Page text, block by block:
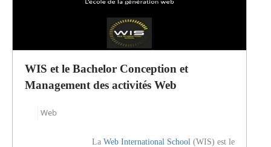
WIS et le Bachelor Conception et
Management des activités Web
Web
La Web International School (WIS) est le